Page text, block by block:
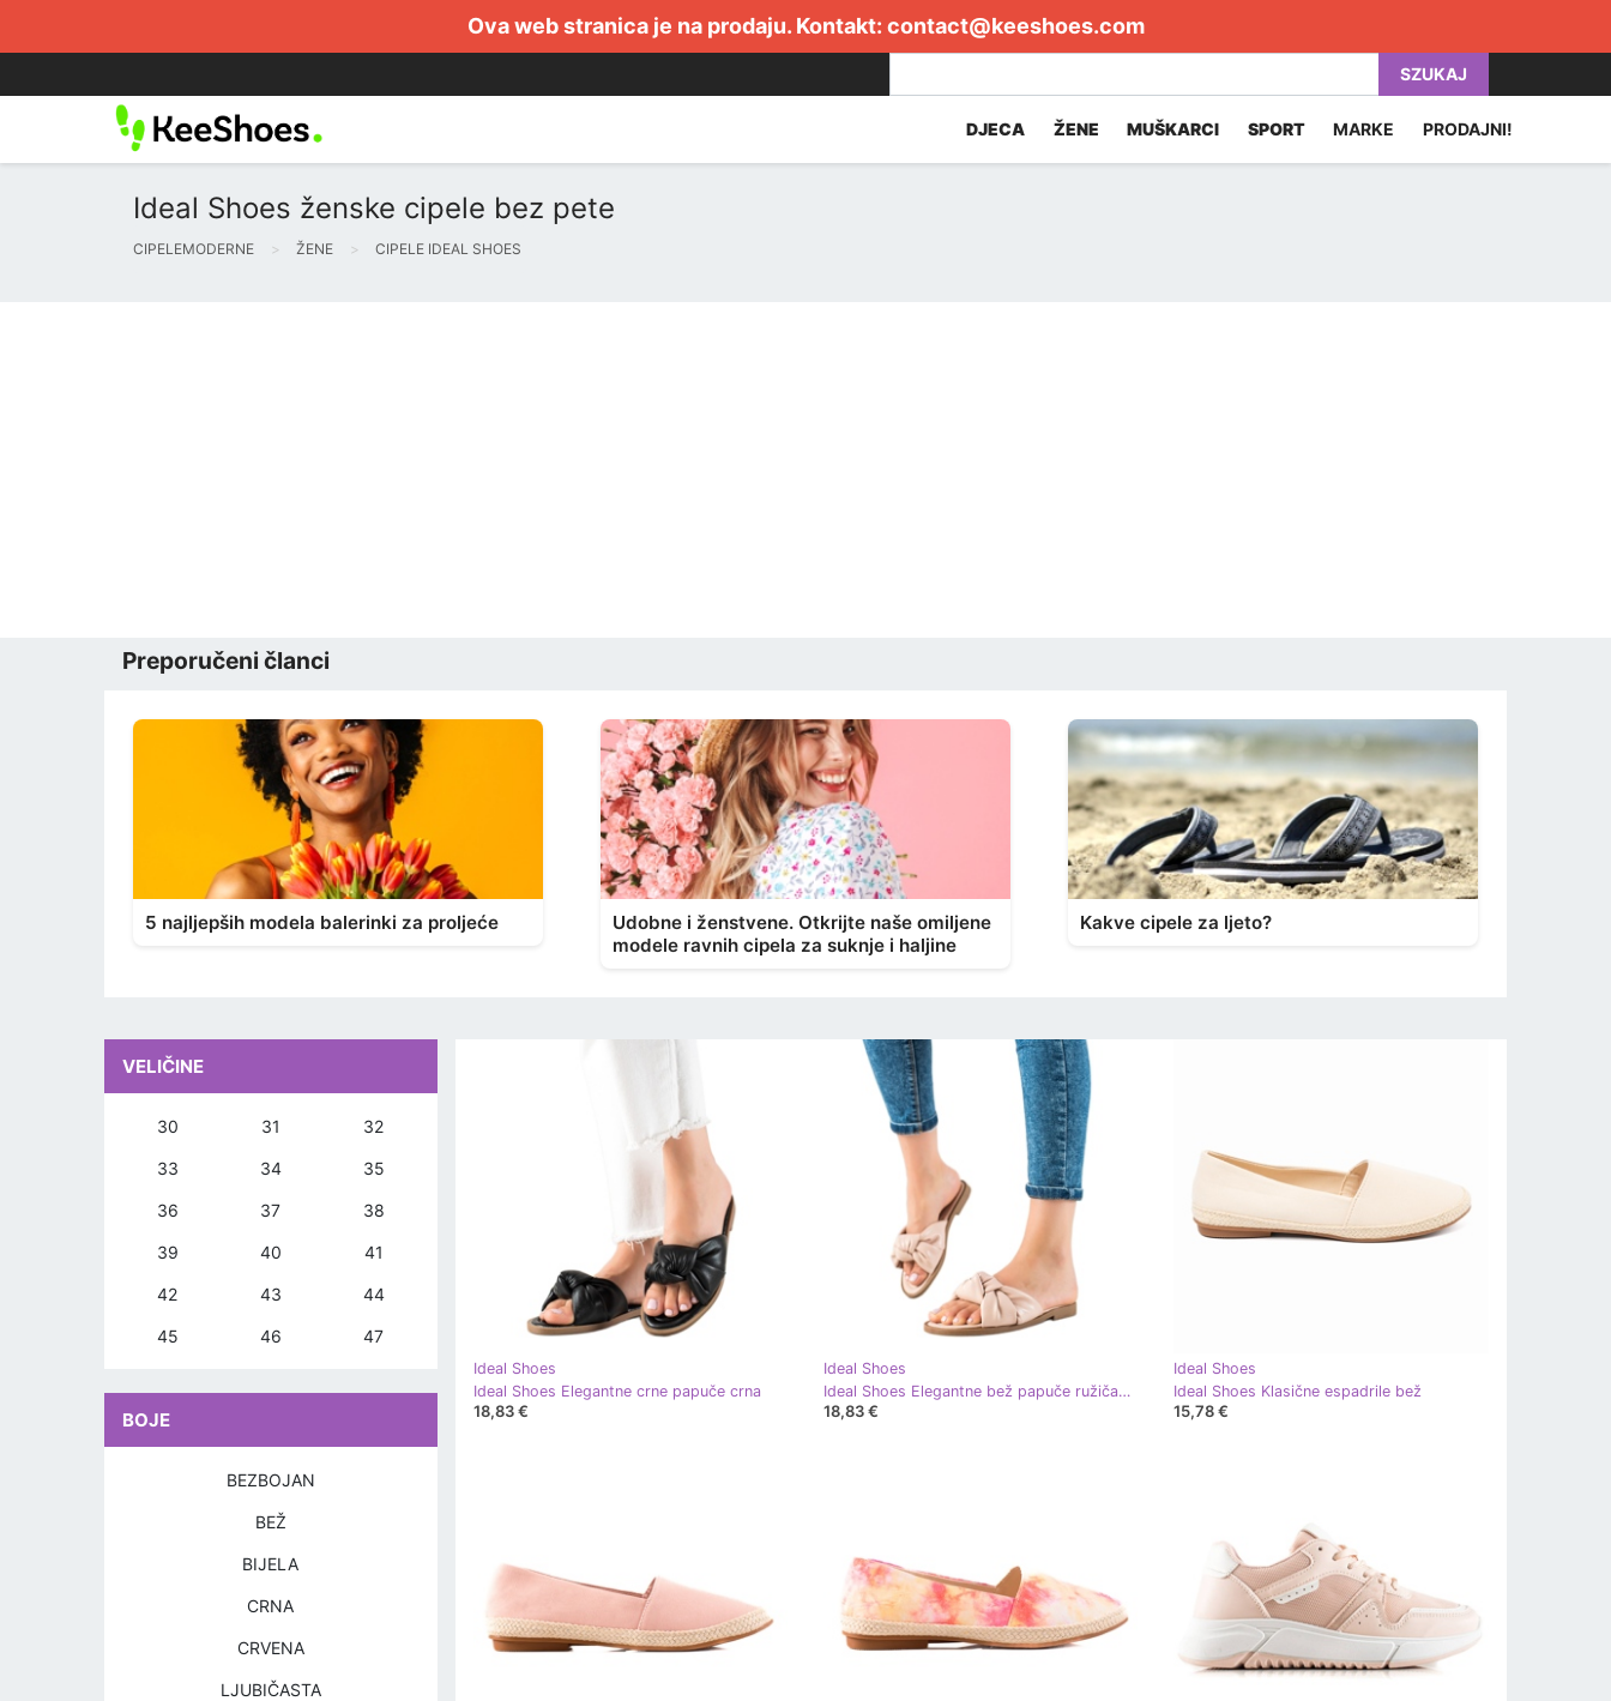
Ova web stranica je na prodaju. Kontakt: contact@keeshoes.com
SZUKAJ
DJECA ŽENE MUŠKARCI SPORT MARKE PRODAJNI!
Ideal Shoes ženske cipele bez pete
CIPELEMODERNE ŽENE CIPELE IDEAL SHOES
Preporučeni članci
5 najljepših modela balerinki za proljeće
Udobne i ženstvene. Otkrijte naše omiljene
modele ravnih cipela za suknje i haljine
Kakve cipele za ljeto?
Ideal Shoes
Ideal Shoes Elegantne crne papuče crna
18,83 €
Ideal Shoes
Ideal Shoes Elegantne bež papuče ružičasta
18,83 €
Ideal Shoes
Ideal Shoes Klasične espadrile bež
15,78 €
VELIČINE
30 31 32
33 34 35
36 37 38
39 40 41
42 43 44
45 46 47
BOJE
BEZBOJAN
BEŽ
BIJELA
CRNA
CRVENA
LJUBIČASTA